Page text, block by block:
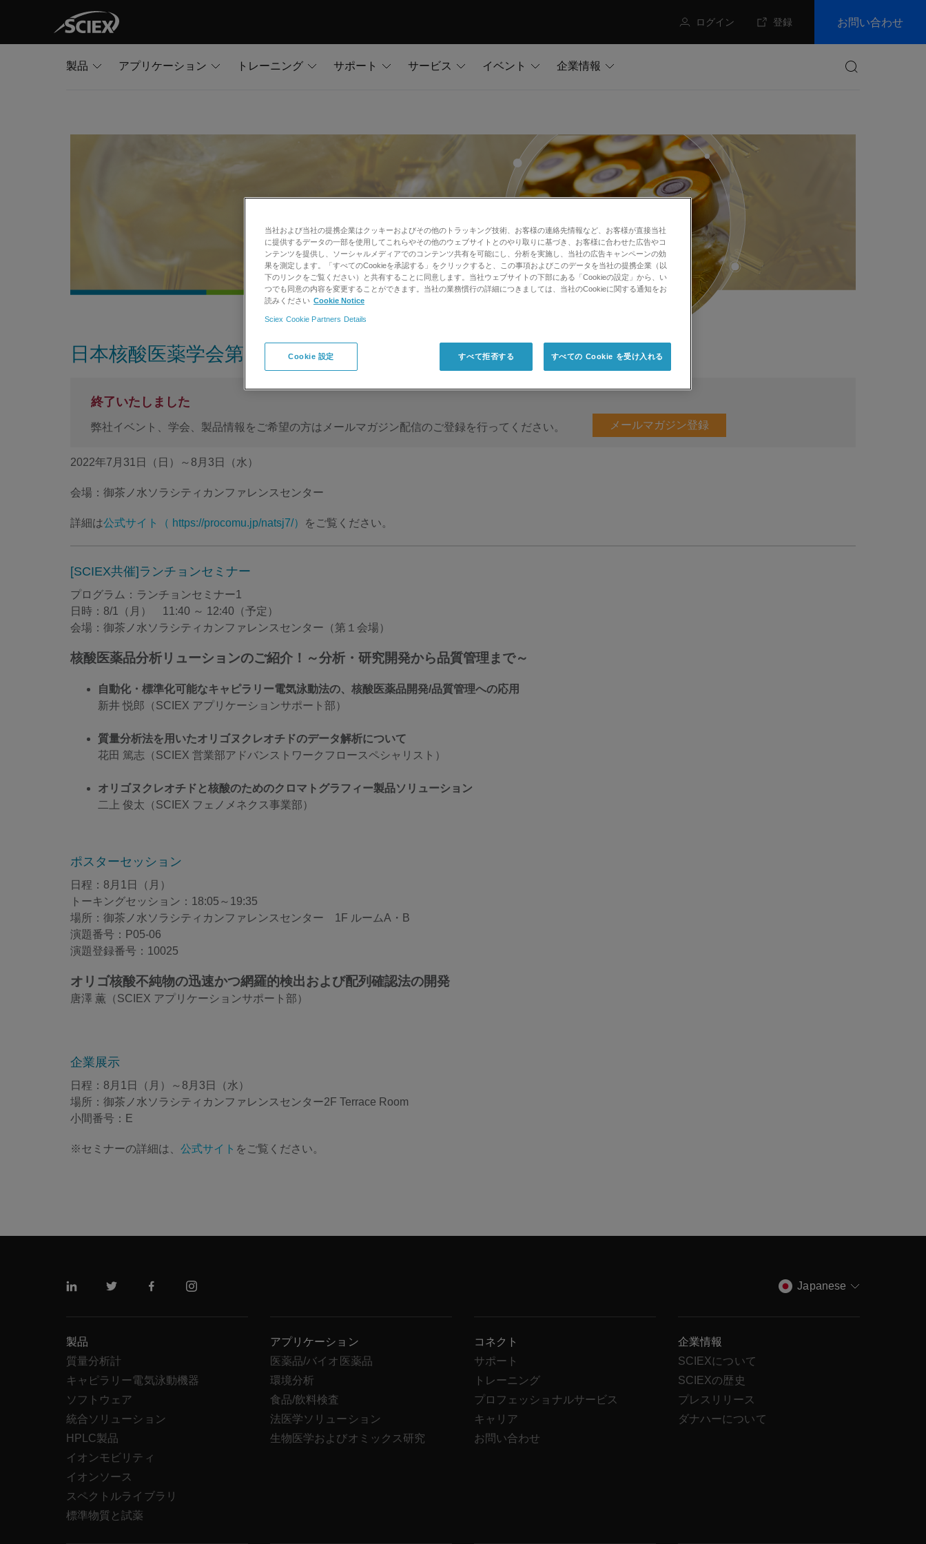
ログイン 登録 お問い合わせ
製品 アプリケーション トレーニング サポート サービス イベント
企業情報
日本核酸医薬学会第7回年会
終了いたしました
弊社イベント、学会、製品情報をご希望の方はメールマガジン配信のご登録を行ってください。 メールマガジン登録
2022年7月31日（日）～8月3日（水）
会場：御茶ノ水ソラシティカンファレンスセンター
詳細は公式サイト（ https://procomu.jp/natsj7/） をご覧ください。
[SCIEX共催]ランチョンセミナー
プログラム：ランチョンセミナー1
日時：8/1（月） 11:40 ～ 12:40（予定）
会場：御茶ノ水ソラシティカンファレンスセンター（第１会場）
核酸医薬品分析リューションのご紹介！～分析・研究開発から品質管理まで～
自動化・標準化可能なキャピラリー電気泳動法の、核酸医薬品開発/品質管理への応用
新井 悦郎（SCIEX アプリケーションサポート部）
質量分析法を用いたオリゴヌクレオチドのデータ解析について
花田 篤志（SCIEX 営業部アドバンストワークフロースペシャリスト）
オリゴヌクレオチドと核酸のためのクロマトグラフィー製品ソリューション
二上 俊太（SCIEX フェノメネクス事業部）
ポスターセッション
日程：8月1日（月）
トーキングセッション：18:05～19:35
場所：御茶ノ水ソラシティカンファレンスセンター 1F ルームA・B
演題番号：P05-06
演題登録番号：10025
オリゴ核酸不純物の迅速かつ網羅的検出および配列確認法の開発
唐澤 薫（SCIEX アプリケーションサポート部）
企業展示
日程：8月1日（月）～8月3日（水）
場所：御茶ノ水ソラシティカンファレンスセンター2F Terrace Room
小間番号：E
※セミナーの詳細は、 公式サイト をご覧ください。
リンクトインツイッターフェイスブックインスタグラム Japanese
製品
質量分析計
キャピラリー電気泳動機器
ソフトウェア
統合ソリューション
HPLC製品
イオンモビリティ
イオンソース
スペクトルライブラリ
標準物質と試薬
アプリケーション
医薬品/バイオ医薬品
環境分析
食品/飲料検査
法医学ソリューション
生物医学およびオミックス研究
コネクト
サポート
トレーニング
プロフェッショナルサービス
キャリア
お問い合わせ
企業情報
SCIEXについて
SCIEXの歴史
プレスリリース
ダナハーについて
当社および当社の提携企業はクッキーおよびその他のトラッキング技術、お客様の連絡先情報など、お客様が直接当社
に提供するデータの一部を使用してこれらやその他のウェブサイトとのやり取りに基づき、お客様に合わせた広告やコ
ンテンツを提供し、ソーシャルメディアでのコンテンツ共有を可能にし、分析を実施し、当社の広告キャンペーンの効
果を測定します。「すべてのCookieを承認する」をクリックすると、この事項およびこのデータを当社の提携企業（以
下のリンクをご覧ください）と共有することに同意します。当社ウェブサイトの下部にある「Cookieの設定」から、い
つでも同意の内容を変更することができます。当社の業務慣行の詳細につきましては、当社のCookieに関する通知をお
読みください Cookie Notice
Sciex Cookie Partners Details
Cookie 設定 すべて拒否する すべての Cookie を受け入れる